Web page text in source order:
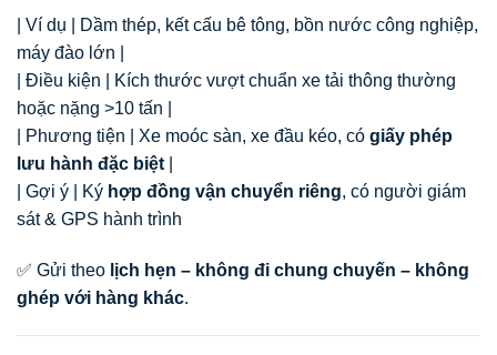
| Ví dụ | Dầm thép, kết cấu bê tông, bồn nước công nghiệp,
máy đào lớn |
| Điều kiện | Kích thước vượt chuẩn xe tải thông thường
hoặc nặng >10 tấn |
| Phương tiện | Xe moóc sàn, xe đầu kéo, có giấy phép
lưu hành đặc biệt
| Gợi ý | Ký hợp đồng vận chuyển riêng, có người giám
sát & GPS hành trình
✅ Gửi theo lịch hẹn – không đi chung chuyến – không
ghép với hàng khác.